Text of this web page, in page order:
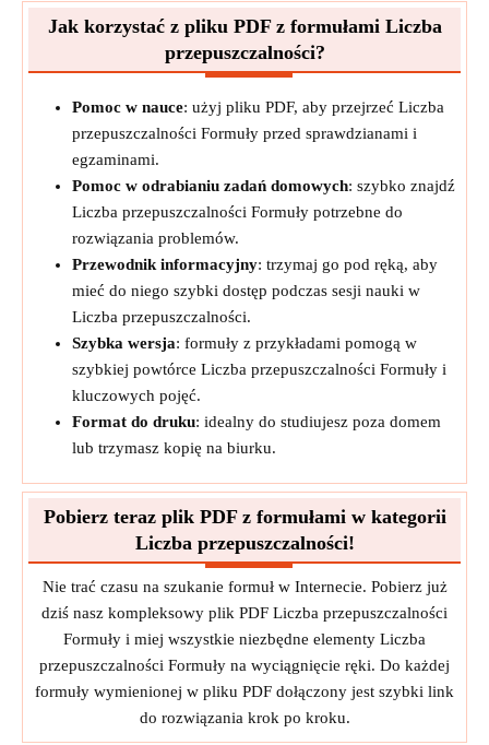
Jak korzystać z pliku PDF z formułami Liczba
przepuszczalności?
Pomoc w nauce: użyj pliku PDF, aby przejrzeć Liczba
przepuszczalności Formuły przed sprawdzianami i
egzaminami.
Pomoc w odrabianiu zadań domowych: szybko znajdź
Liczba przepuszczalności Formuły potrzebne do
rozwiązania problemów.
Przewodnik informacyjny: trzymaj go pod ręką, aby
mieć do niego szybki dostęp podczas sesji nauki w
Liczba przepuszczalności.
Szybka wersja: formuły z przykładami pomogą w
szybkiej powtórce Liczba przepuszczalności Formuły i
kluczowych pojęć.
Format do druku: idealny do studiujesz poza domem
lub trzymasz kopię na biurku.
Pobierz teraz plik PDF z formułami w kategorii
Liczba przepuszczalności!
Nie trać czasu na szukanie formuł w Internecie. Pobierz już
dziś nasz kompleksowy plik PDF Liczba przepuszczalności
Formuły i miej wszystkie niezbędne elementy Liczba
przepuszczalności Formuły na wyciągnięcie ręki. Do każdej
formuły wymienionej w pliku PDF dołączony jest szybki link
do rozwiązania krok po kroku.